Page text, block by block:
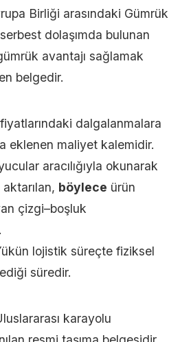
Birliği arasındaki Gümrük
dolaşımda bulunan
avantajı sağlamak
belgedir.
dalgalanmalara
eklenen maliyet kalemidir.
aracılığıyla okunarak
böylece ürün
çizgi–boşluk
lojistik süreçte fiziksel
süredir.
karayolu